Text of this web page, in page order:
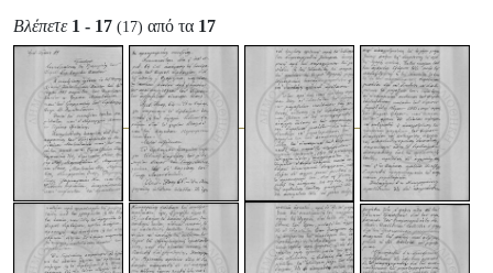
Βλέπετε 1 - 17 (17) από τα 17